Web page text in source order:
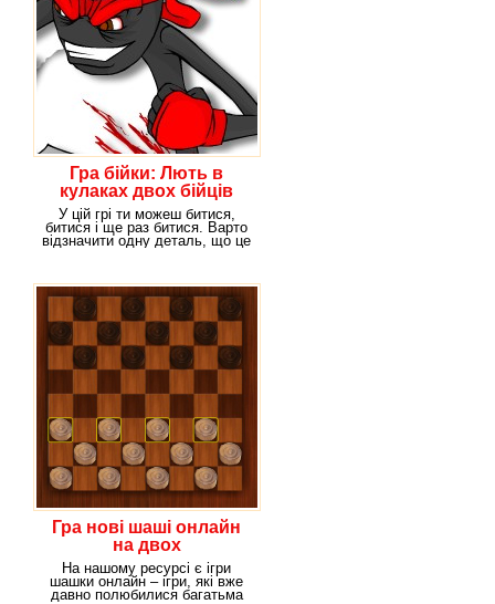
Гра бійки: Лють в
кулаках двох бійців
У цій грі ти можеш битися,
битися і ще раз битися. Варто
відзначити одну деталь, що це
Гра нові шаші онлайн
на двох
На нашому ресурсі є ігри
шашки онлайн – ігри, які вже
давно полюбилися багатьма